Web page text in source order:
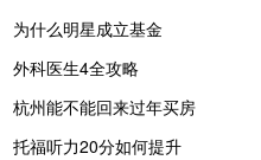
为什么明星成立基金
外科医生4全攻略
杭州能不能回来过年买房
托福听力20分如何提升